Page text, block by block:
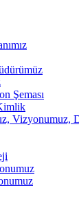
Şeması
Vizyonumuz,